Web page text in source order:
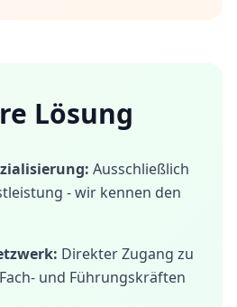
Lösung
Ausschließlich
- wir kennen den
Direkter Zugang zu
und Führungskräften